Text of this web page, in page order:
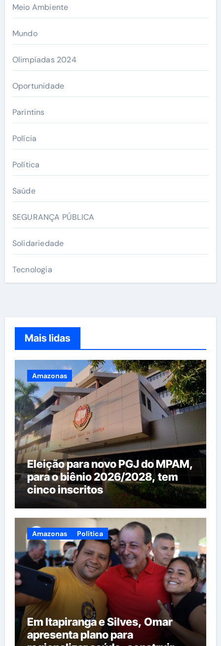
Meio Ambiente
Mundo
Olimpíadas 2024
Oportunidade
Parintins
Polícia
Política
Saúde
SEGURANÇA PÚBLICA
Solidariedade
Tecnologia
Mais lidas
Amazonas
Eleição para novo PGJ do MPAM,
para o biênio 2026/2028, tem
cinco inscritos
Amazonas Política
Em Itapiranga e Silves, Omar
apresenta plano para